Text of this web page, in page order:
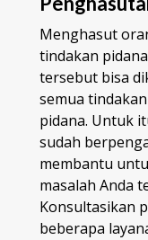
Menghasut
tindakan
tersebut bisa
semua
pidana. Untuk
sudah
membantu
masalah Anda
Konsultasikan
beberapa